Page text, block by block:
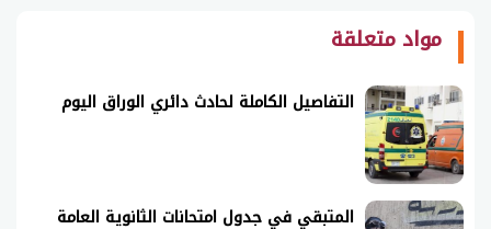
مواد متعلقة
التفاصيل الكاملة لحادث دائري الوراق اليوم
المتبقي في جدول امتحانات الثانوية العامة